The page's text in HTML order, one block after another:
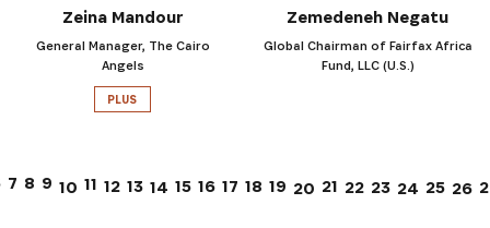
Zeina Mandour
General Manager, The Cairo
Angels
PLUS
Zemedeneh Negatu
Global Chairman of Fairfax Africa
Fund, LLC (U.S.)
7 8 9 10 11 12 13 14 15 16 17 18 19 20 21 22 23 24 25 26